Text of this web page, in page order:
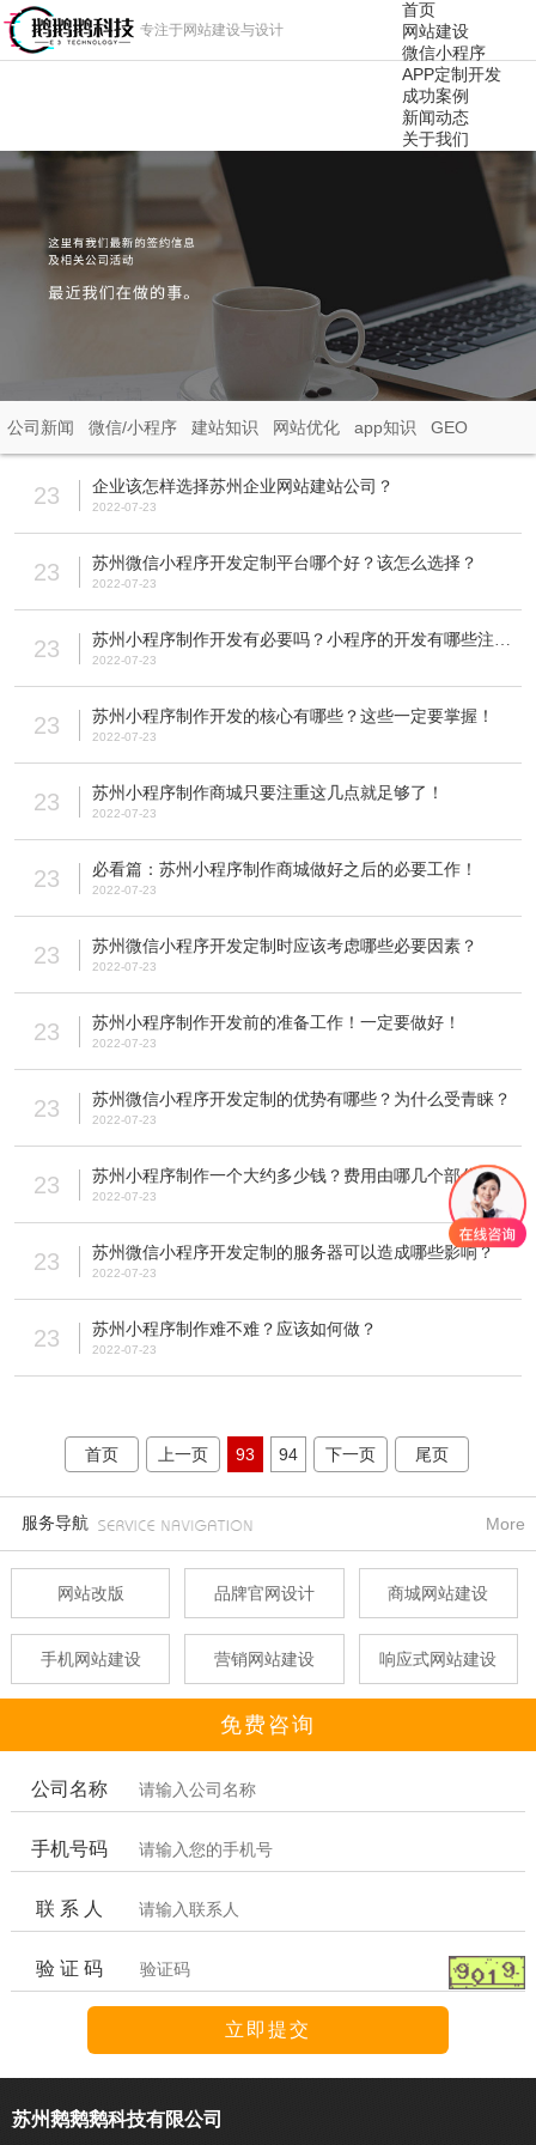
专注于网站建设与设计
首页
网站建设
微信小程序
APP定制开发
成功案例
新闻动态
关于我们
公司新闻 微信/小程序 建站知识 网站优化 app知识 GEO
23 企业该怎样选择苏州企业网站建站公司？
2022-07-23
23 苏州微信小程序开发定制平台哪个好？该怎么选择？
2022-07-23
23 苏州小程序制作开发有必要吗？小程序的开发有哪些注意事项？
2022-07-23
23 苏州小程序制作开发的核心有哪些？这些一定要掌握！
2022-07-23
23 苏州小程序制作商城只要注重这几点就足够了！
2022-07-23
23 必看篇：苏州小程序制作商城做好之后的必要工作！
2022-07-23
23 苏州微信小程序开发定制时应该考虑哪些必要因素？
2022-07-23
23 苏州小程序制作开发前的准备工作！一定要做好！
2022-07-23
23 苏州微信小程序开发定制的优势有哪些？为什么受青睐？
2022-07-23
23 苏州小程序制作一个大约多少钱？费用由哪几个部分构成？
2022-07-23
23 苏州微信小程序开发定制的服务器可以造成哪些影响？
2022-07-23
23 苏州小程序制作难不难？应该如何做？
2022-07-23
首页 上一页 93 94 下一页 尾页
服务导航 More
网站改版 品牌官网设计 商城网站建设
手机网站建设 营销网站建设 响应式网站建设
免费咨询
公司名称
手机号码
联 系 人
验 证 码
苏州鹅鹅鹅科技有限公司